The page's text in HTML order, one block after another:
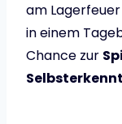
am
in einem
Chance zur